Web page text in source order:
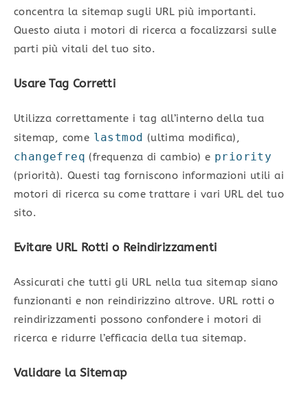
concentra la sitemap sugli URL più importanti.
Questo aiuta i motori di ricerca a focalizzarsi sulle
parti più vitali del tuo sito.
Usare Tag Corretti
Utilizza correttamente i tag all’interno della tua
sitemap, come lastmod (ultima modifica),
changefreq (frequenza di cambio) e priority
(priorità). Questi tag forniscono informazioni utili ai
motori di ricerca su come trattare i vari URL del tuo
sito.
Evitare URL Rotti o Reindirizzamenti
Assicurati che tutti gli URL nella tua sitemap siano
funzionanti e non reindirizzino altrove. URL rotti o
reindirizzamenti possono confondere i motori di
ricerca e ridurre l’efficacia della tua sitemap.
Validare la Sitemap